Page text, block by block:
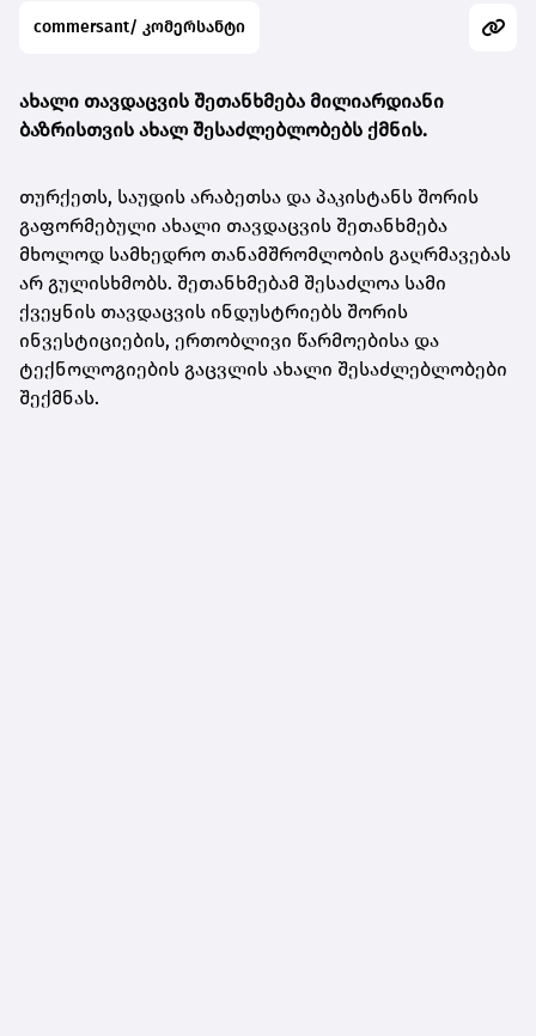
commersant/ კომერსანტი
ახალი თავდაცვის შეთანხმება მილიარდიანი
ბაზრისთვის ახალ შესაძლებლობებს ქმნის.
თურქეთს, საუდის არაბეთსა და პაკისტანს შორის
გაფორმებული ახალი თავდაცვის შეთანხმება
მხოლოდ სამხედრო თანამშრომლობის გაღრმავებას
არ გულისხმობს. შეთანხმებამ შესაძლოა სამი
ქვეყნის თავდაცვის ინდუსტრიებს შორის
ინვესტიციების, ერთობლივი წარმოებისა და
ტექნოლოგიების გაცვლის ახალი შესაძლებლობები
შექმნას.